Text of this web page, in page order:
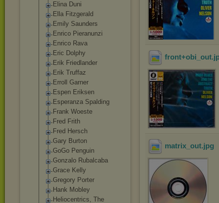
Elina Duni
Ella Fitzgerald
Emily Saunders
Enrico Pieranunzi
Enrico Rava
Eric Dolphy
Erik Friedlander
Erik Truffaz
Erroll Garner
Espen Eriksen
Esperanza Spalding
Frank Woeste
Fred Frith
Fred Hersch
Gary Burton
GoGo Penguin
Gonzalo Rubalcaba
Grace Kelly
Gregory Porter
Hank Mobley
Heliocentrics, The
front+obi_out
matrix_out.jpg